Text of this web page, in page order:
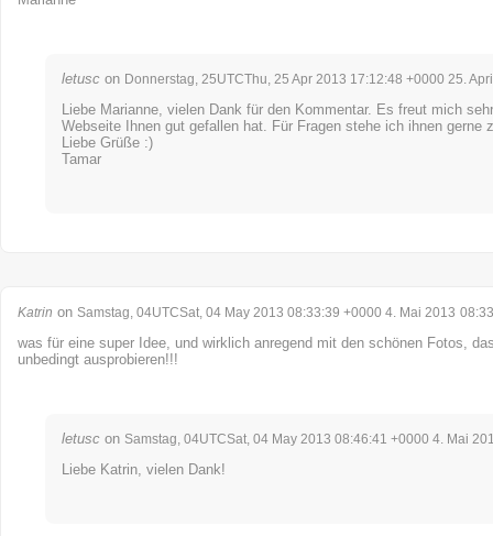
letusc on Donnerstag, 25UTCThu, 25 Apr 2013 17:12:48 +0000 25.
Liebe Marianne, vielen Dank für den Kommentar. Es freut mich
Webseite Ihnen gut gefallen hat. Für Fragen stehe ich ihnen gerne
Liebe Grüße :)
Tamar
Katrin on Samstag, 04UTCSat, 04 May 2013 08:33:39 +0000 4. Mai 2013 08:33
was für eine super Idee, und wirklich anregend mit den schönen Fotos,
unbedingt ausprobieren!!!
letusc on Samstag, 04UTCSat, 04 May 2013 08:46:41 +0000 4. Mai
Liebe Katrin, vielen Dank!